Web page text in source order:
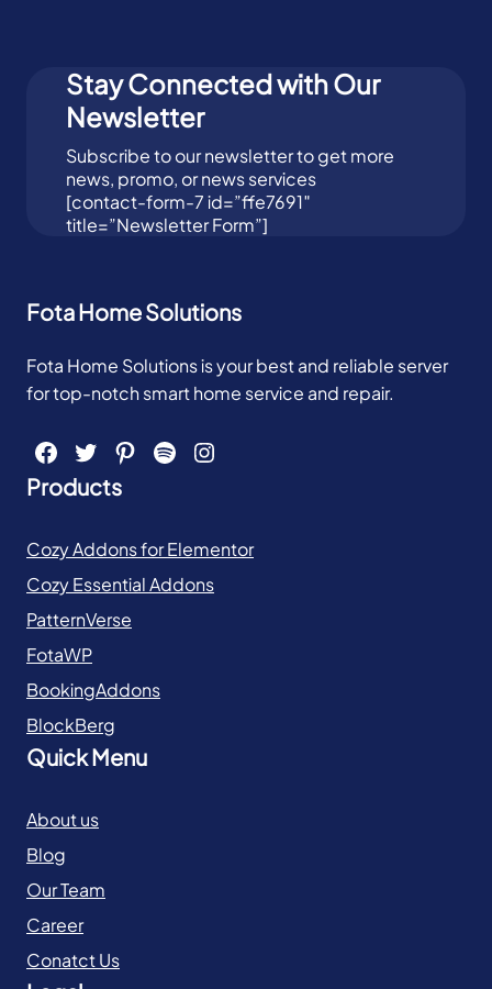
Stay Connected with Our
Newsletter
Subscribe to our newsletter to get more
news, promo, or news services
[contact-form-7 id=”ffe7691″
title=”Newsletter Form”]
Fota Home Solutions
Fota Home Solutions is your best and reliable server
for top-notch smart home service and repair.
Facebook Twitter Pinterest Spotify Instagram
Products
Cozy Addons for Elementor
Cozy Essential Addons
PatternVerse
FotaWP
BookingAddons
BlockBerg
Quick Menu
About us
Blog
Our Team
Career
Conatct Us